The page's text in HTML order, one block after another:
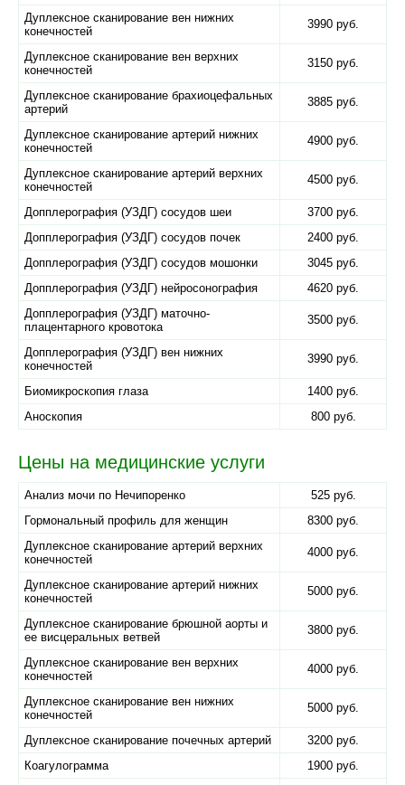
Дуплексное сканирование вен нижних
конечностей
3990 руб.
Дуплексное сканирование вен верхних
конечностей
3150 руб.
Дуплексное сканирование брахиоцефальных
артерий
3885 руб.
Дуплексное сканирование артерий нижних
конечностей
4900 руб.
Дуплексное сканирование артерий верхних
конечностей
4500 руб.
Допплерография (УЗДГ) сосудов шеи
3700 руб.
Допплерография (УЗДГ) сосудов почек
2400 руб.
Допплерография (УЗДГ) сосудов мошонки
3045 руб.
Допплерография (УЗДГ) нейросонография
4620 руб.
Допплерография (УЗДГ) маточно-
плацентарного кровотока
3500 руб.
Допплерография (УЗДГ) вен нижних
конечностей
3990 руб.
Биомикроскопия глаза
1400 руб.
Аноскопия
800 руб.
Цены на медицинские услуги
Анализ мочи по Нечипоренко
525 руб.
Гормональный профиль для женщин
8300 руб.
Дуплексное сканирование артерий верхних
конечностей
4000 руб.
Дуплексное сканирование артерий нижних
конечностей
5000 руб.
Дуплексное сканирование брюшной аорты и
ее висцеральных ветвей
3800 руб.
Дуплексное сканирование вен верхних
конечностей
4000 руб.
Дуплексное сканирование вен нижних
конечностей
5000 руб.
Дуплексное сканирование почечных артерий
3200 руб.
Коагулограмма
1900 руб.